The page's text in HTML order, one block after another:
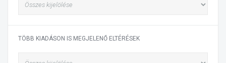
TÖBB KIADÁSON IS MEGJELENŐ ELTÉRÉSEK